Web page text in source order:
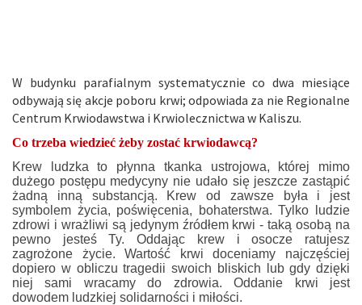
W budynku parafialnym systematycznie co dwa miesiące
odbywają się akcje poboru krwi; odpowiada za nie Regionalne
Centrum Krwiodawstwa i Krwiolecznictwa w Kaliszu.
Co trzeba wiedzieć żeby zostać krwiodawcą?
Krew ludzka to płynna tkanka ustrojowa, której mimo
dużego postępu medycyny nie udało się jeszcze zastąpić
żadną inną substancją. Krew od zawsze była i jest
symbolem życia, poświęcenia, bohaterstwa. Tylko ludzie
zdrowi i wrażliwi są jedynym źródłem krwi - taką osobą na
pewno jesteś Ty. Oddając krew i osocze ratujesz
zagrożone życie. Wartość krwi doceniamy najczęściej
dopiero w obliczu tragedii swoich bliskich lub gdy dzięki
niej sami wracamy do zdrowia. Oddanie krwi jest
dowodem ludzkiej solidarności i miłości.